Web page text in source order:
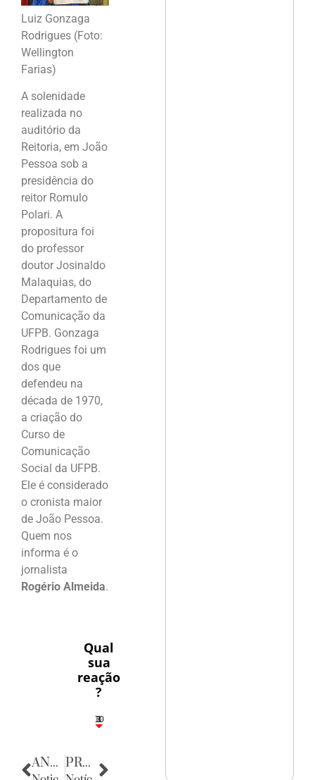
Luiz Gonzaga
Rodrigues (Foto:
Wellington
Farias)
A solenidade
realizada no
auditório da
Reitoria, em João
Pessoa sob a
presidência do
reitor Romulo
Polari. A
propositura foi
do professor
doutor Josinaldo
Malaquias, do
Departamento de
Comunicação da
UFPB. Gonzaga
Rodrigues foi um
dos que
defendeu na
década de 1970,
a criação do
Curso de
Comunicação
Social da UFPB.
Ele é considerado
o cronista maior
de João Pessoa.
Quem nos
informa é o
jornalista
Rogério Almeida.
Qual
sua
reação
?
3
1
1
3
10
ANTERIOR PRÓXIMA